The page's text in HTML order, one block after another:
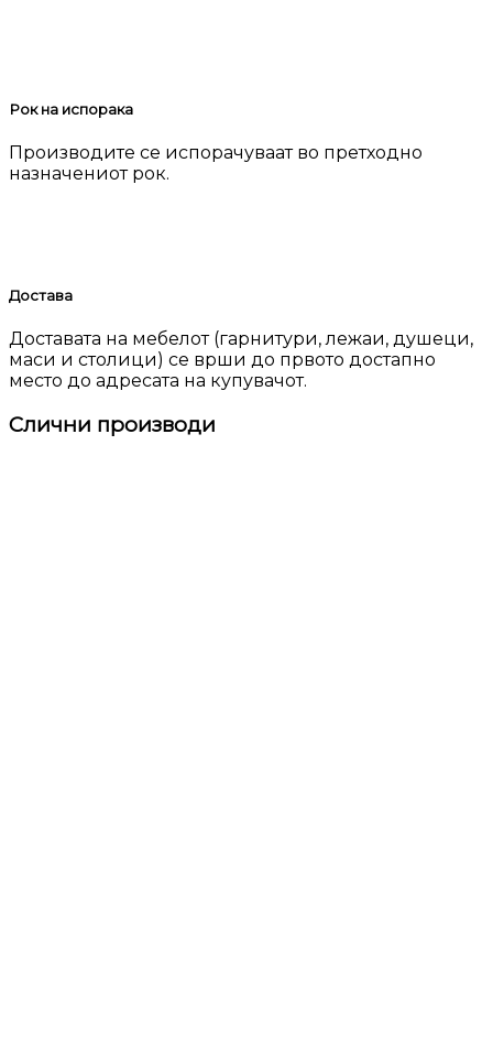
Рок на испорака
Производите се испорачуваат во претходно
назначениот рок.
Достава
Доставата на мебелот (гарнитури, лежаи, душеци,
маси и столици) се врши до првото достапно
место до адресата на купувачот.
Слични производи